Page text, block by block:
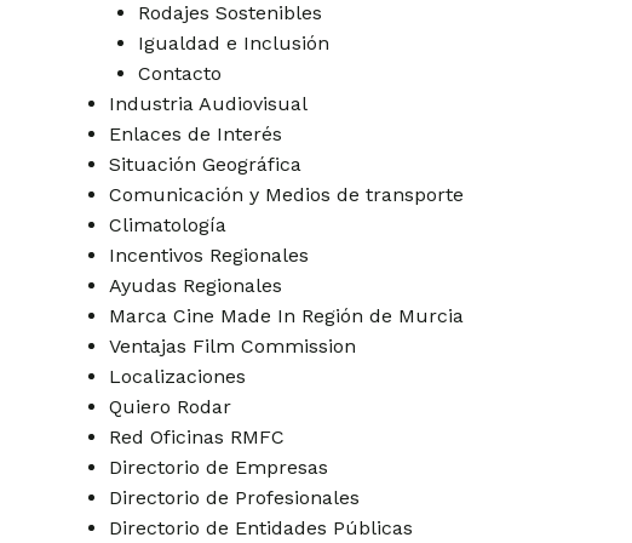
Rodajes Sostenibles
Igualdad e Inclusión
Contacto
Industria Audiovisual
Enlaces de Interés
Situación Geográfica
Comunicación y Medios de transporte
Climatología
Incentivos Regionales
Ayudas Regionales
Marca Cine Made In Región de Murcia
Ventajas Film Commission
Localizaciones
Quiero Rodar
Red Oficinas RMFC
Directorio de Empresas
Directorio de Profesionales
Directorio de Entidades Públicas